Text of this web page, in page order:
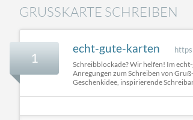
GRUSSKARTE SCHREIBEN
1
echt-gute-karten
Schreibblockade? Wir helfen! Im
Anregungen zum Schreiben von
Geschenkidee, inspirierende